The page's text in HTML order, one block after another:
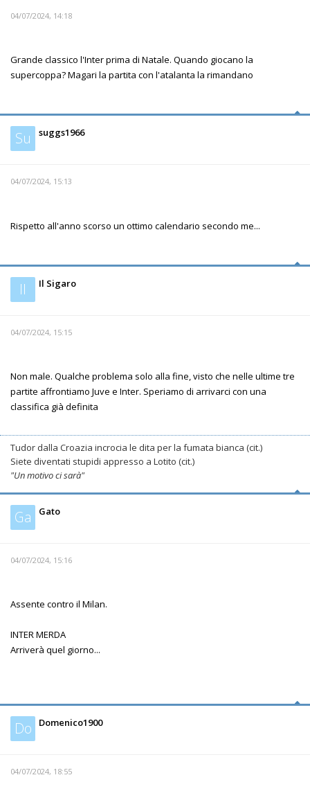
04/07/2024, 14:18
Grande classico l'Inter prima di Natale. Quando giocano la
supercoppa? Magari la partita con l'atalanta la rimandano
Su suggs1966
04/07/2024, 15:13
Rispetto all'anno scorso un ottimo calendario secondo me...
Il Il Sigaro
04/07/2024, 15:15
Non male. Qualche problema solo alla fine, visto che nelle ultime tre
partite affrontiamo Juve e Inter. Speriamo di arrivarci con una
classifica già definita
Tudor dalla Croazia incrocia le dita per la fumata bianca (cit.)
Siete diventati stupidi appresso a Lotito (cit.)
"Un motivo ci sarà"
Ga Gato
04/07/2024, 15:16
Assente contro il Milan.
INTER MERDA
Arriverà quel giorno...
Do Domenico1900
04/07/2024, 18:55